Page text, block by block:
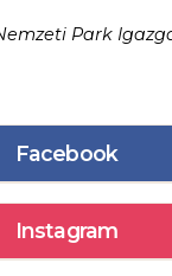
Park
Facebook
Instagram